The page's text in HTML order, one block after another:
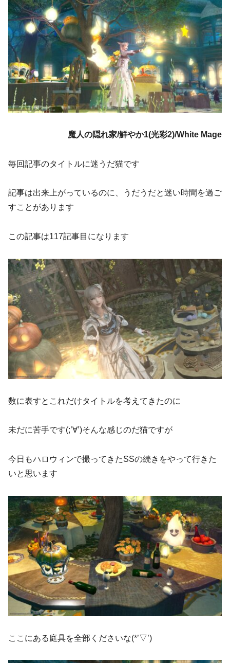
魔人の隠れ家/鮮やか1(光彩2)/White Mage
毎回記事のタイトルに迷うだ猫です
記事は出来上がっているのに、うだうだと迷い時間を過ご
すことがあります
この記事は117記事目になります
数に表すとこれだけタイトルを考えてきたのに
未だに苦手です(;’∀’)そんな感じのだ猫ですが
今日もハロウィンで撮ってきたSSの続きをやって行きた
いと思います
ここにある庭具を全部くださいな(*’▽’)